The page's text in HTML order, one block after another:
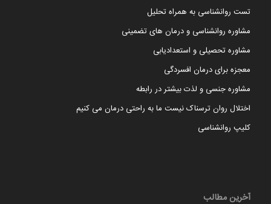
تست روانشناسی به همراه تحلیل
مشاوره روانشناسی و درمان های تضمینی
مشاوره تحصیلی و استعدادیابی
معجزه برای درمان افسردگی
مشاوره جنسی و لذت بیشتر در رابطه
اختلال روان ترسناک نیست ما به راحتی درمان می کنیم
کلیپ روانشناسی
آخرین مطالب